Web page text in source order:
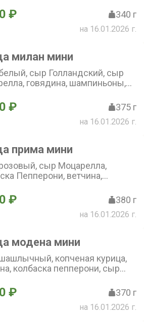
₽ 340 г
на 16.01.2026 г.
милан мини
сыр Голландский, сыр
говядина, шампиньоны,
₽ 375 г
на 16.01.2026 г.
прима мини
сыр Моцарелла,
Пепперони, ветчина,
₽ 380 г
на 16.01.2026 г.
модена мини
копченая курица,
колбаска пепперони, сыр
₽ 370 г
на 16.01.2026 г.